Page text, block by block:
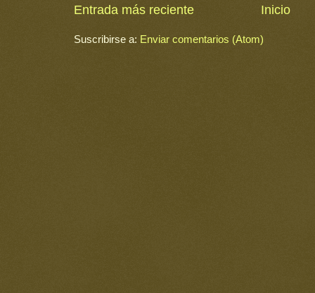
Entrada más reciente Inicio
Suscribirse a: Enviar comentarios (Atom)